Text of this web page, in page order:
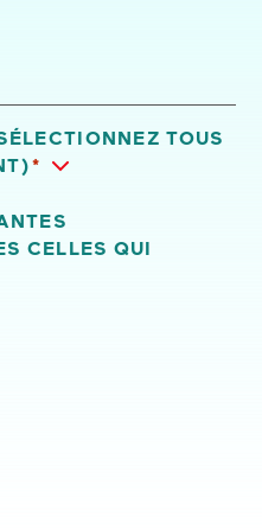
TOUS
*
CELLES QUI